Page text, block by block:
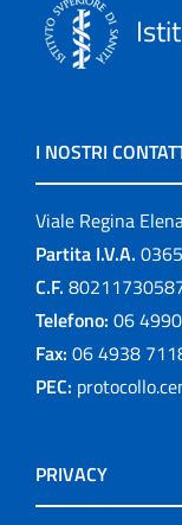
I NOSTRI
Viale Regina
Partita I.V.A.
C.F.
Telefono: 06
Fax: 06 4938
PEC:
PRIVACY